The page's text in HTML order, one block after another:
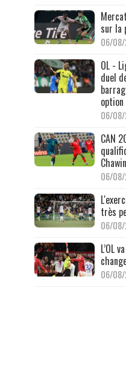
sur la
06/
OL -
duel
option
06/
CAN
06/
très
06/
L’OL
06/